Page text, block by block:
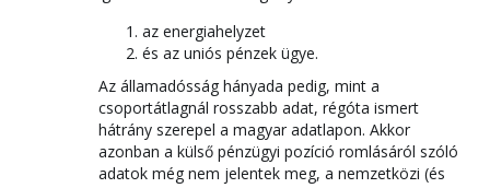
az energiahelyzet
és az uniós pénzek ügye.
Az államadósság hányada pedig, mint a
csoportátlagnál rosszabb adat, régóta ismert
hátrány szerepel a magyar adatlapon. Akkor
azonban a külső pénzügyi pozíció romlásáról szóló
adatok még nem jelentek meg, a nemzetközi (és